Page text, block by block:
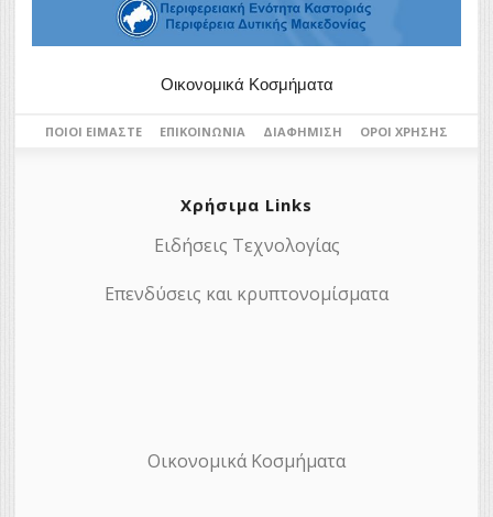
Οικονομικά Κοσμήματα
ΠΟΙΟΙ ΕΊΜΑΣΤΕ ΕΠΙΚΟΙΝΩΝΊΑ ΔΙΑΦΉΜΙΣΗ ΌΡΟΙ ΧΡΉΣΗΣ
Χρήσιμα Links
Ειδήσεις Τεχνολογίας
Επενδύσεις και κρυπτονομίσματα
Οικονομικά Κοσμήματα